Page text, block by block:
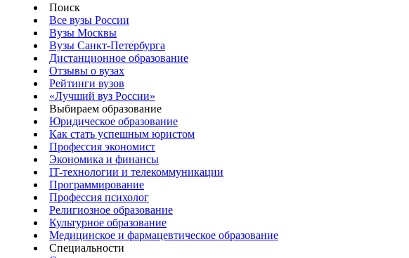
Поиск
Все вузы России
Вузы Москвы
Вузы Санкт-Петербурга
Дистанционное образование
Отзывы о вузах
Рейтинги вузов
«Лучший вуз России»
Выбираем образование
Юридическое образование
Как стать успешным юристом
Профессия экономист
Экономика и финансы
IT-технологии и телекоммуникации
Программирование
Профессия психолог
Религиозное образование
Культурное образование
Медицинское и фармацевтическое образование
Специальности